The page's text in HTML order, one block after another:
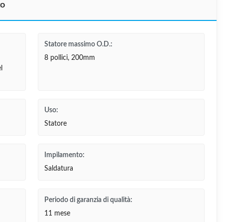
Statore massimo O.D.:
8 pollici, 200mm
Uso:
Statore
Impilamento:
Saldatura
Periodo di garanzia di qualità:
11 mese